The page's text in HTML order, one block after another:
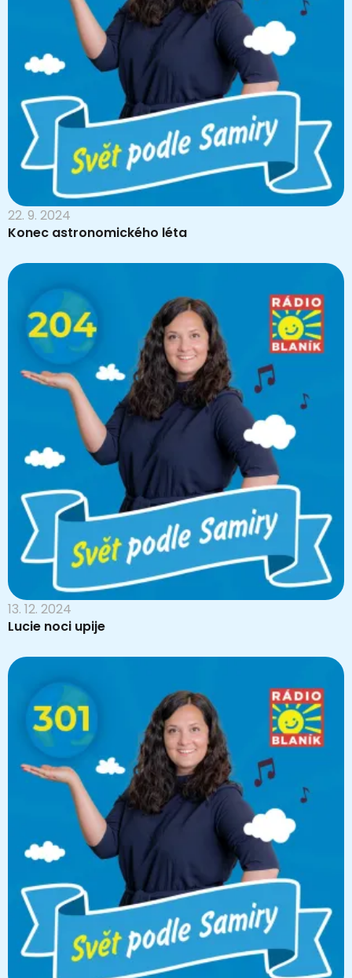
22. 9. 2024
Konec astronomického léta
13. 12. 2024
Lucie noci upije